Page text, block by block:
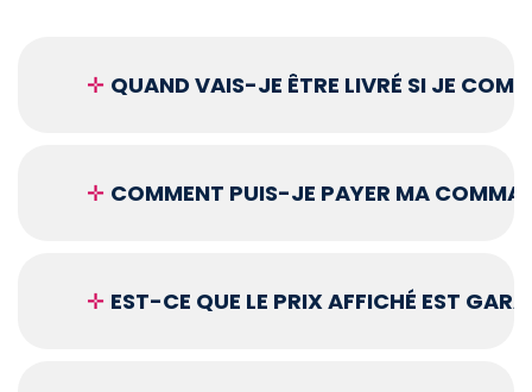
✛ QUAND VAIS-JE ÊTRE LIVRÉ SI JE
✛ COMMENT PUIS-JE PAYER MA
✛ EST-CE QUE LE PRIX AFFICHÉ EST